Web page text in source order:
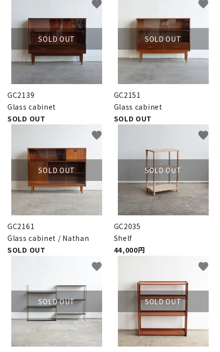
SOLD OUT
GC2139
Glass cabinet
SOLD OUT
favorite
SOLD OUT
GC2151
Glass cabinet
SOLD OUT
favorite
SOLD OUT
GC2161
Glass cabinet / Nathan
SOLD OUT
favorite
SOLD OUT
GC2035
Shelf
44,000円
favorite
SOLD OUT
favorite
SOLD OUT
favorite